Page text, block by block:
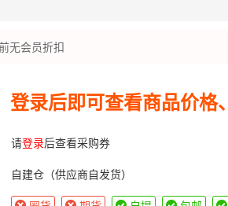
无会员折扣
登录后即可查看商品价格
请登录后查看采购券
自建仓（供应商自发货）